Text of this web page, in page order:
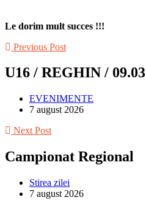
Le dorim mult succes !!!
Previous Post
U16 / REGHIN / 09.03
EVENIMENTE
7 august 2026
Next Post
Campionat Regional
Stirea zilei
7 august 2026